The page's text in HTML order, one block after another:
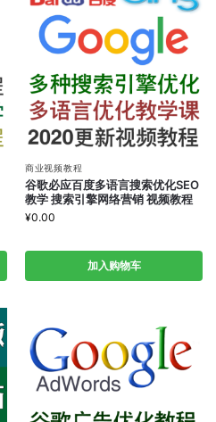
商业视频教程
谷歌必应百度多语言搜索优化SEO
教学 搜索引擎网络营销 视频教程
¥0.00
加入购物车